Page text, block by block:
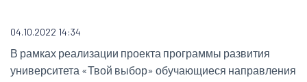
04.10.2022 14:34
В рамках реализации проекта программы развития
университета «Твой выбор» обучающиеся направления